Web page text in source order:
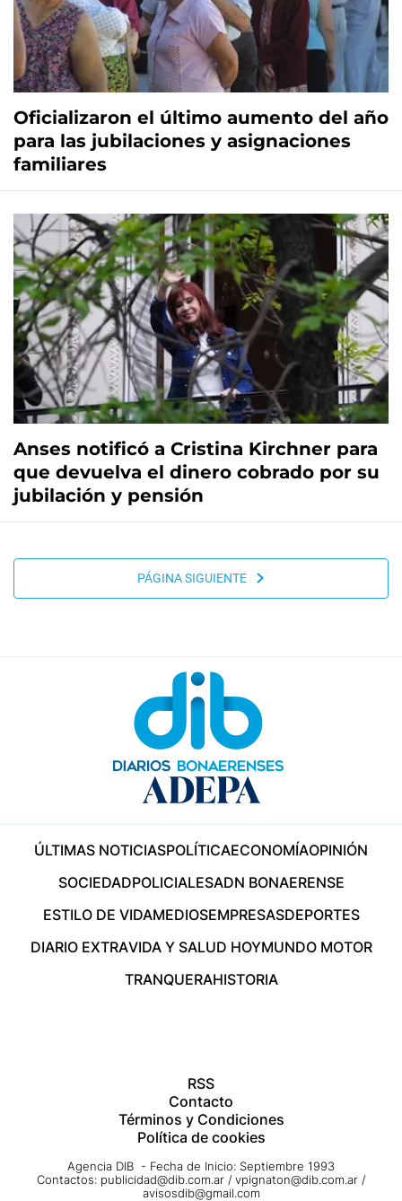
Oficializaron el último aumento del año
para las jubilaciones y asignaciones
familiares
Anses notificó a Cristina Kirchner para
que devuelva el dinero cobrado por su
jubilación y pensión
PÁGINA SIGUIENTE
ÚLTIMAS NOTICIASPOLÍTICAECONOMÍAOPINIÓN
SOCIEDADPOLICIALESADN BONAERENSE
ESTILO DE VIDAMEDIOSEMPRESASDEPORTES
DIARIO EXTRAVIDA Y SALUD HOYMUNDO MOTOR
TRANQUERAHISTORIA
RSS
Contacto
Términos y Condiciones
Política de cookies
Agencia DIB - Fecha de Inicio: Septiembre 1993
Contactos: publicidad@dib.com.ar / vpignaton@dib.com.ar /
avisosdib@gmail.com